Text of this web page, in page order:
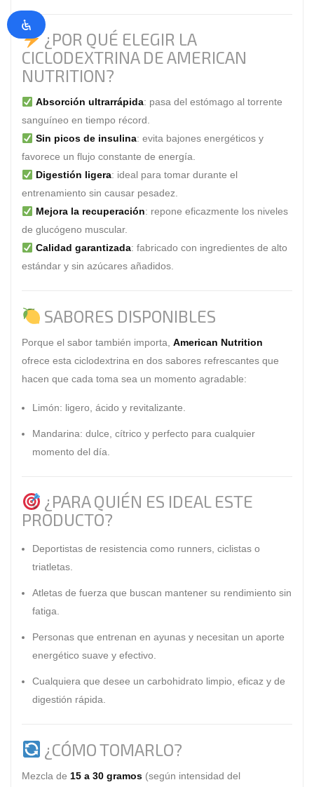
¿POR QUÉ ELEGIR LA
CICLODEXTRINA DE AMERICAN
NUTRITION?
Absorción ultrarrápida: pasa del estómago al torrente
sanguíneo en tiempo récord.
Sin picos de insulina: evita bajones energéticos y
favorece un flujo constante de energía.
Digestión ligera: ideal para tomar durante el
entrenamiento sin causar pesadez.
Mejora la recuperación: repone eficazmente los niveles
de glucógeno muscular.
Calidad garantizada: fabricado con ingredientes de alto
estándar y sin azúcares añadidos.
SABORES DISPONIBLES
Porque el sabor también importa, American Nutrition
ofrece esta ciclodextrina en dos sabores refrescantes que
hacen que cada toma sea un momento agradable:
Limón: ligero, ácido y revitalizante.
Mandarina: dulce, cítrico y perfecto para cualquier
momento del día.
¿PARA QUIÉN ES IDEAL ESTE
PRODUCTO?
Deportistas de resistencia como runners, ciclistas o
triatletas.
Atletas de fuerza que buscan mantener su rendimiento sin
fatiga.
Personas que entrenan en ayunas y necesitan un aporte
energético suave y efectivo.
Cualquiera que desee un carbohidrato limpio, eficaz y de
digestión rápida.
¿CÓMO TOMARLO?
Mezcla de 15 a 30 gramos (según intensidad del